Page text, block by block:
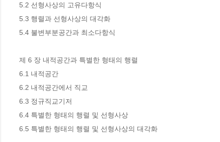
5.2 선형사상의 고유다항식
5.3 행렬과 선형사상의 대각화
5.4 불변부분공간과 최소다항식
제 6 장 내적공간과 특별한 형태의 행렬
6.1 내적공간
6.2 내적공간에서 직교
6.3 정규직교기저
6.4 특별한 형태의 행렬 및 선형사상
6.5 특별한 형태의 행렬 및 선형사상의 대각화